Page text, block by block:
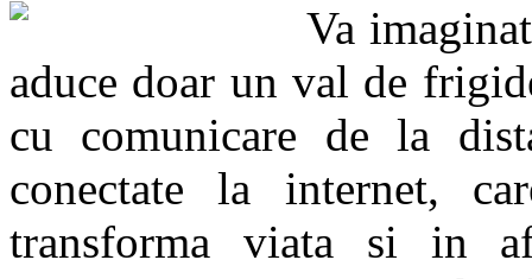
Va
aduce doar un val de
cu comunicare de la
conectate la internet,
transforma viata si in